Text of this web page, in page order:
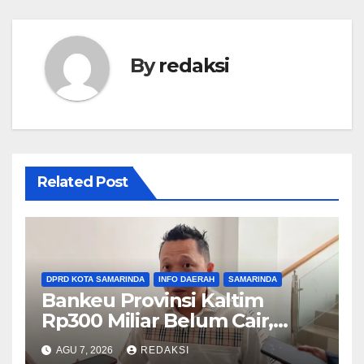
Byredaksi
Related Post
DPRD KOTA SAMARINDA INFO DAERAH SAMARINDA
Bankeu Provinsi Kaltim
Rp300 Miliar Belum Cair,
Komisi III DPRD Samarinda
AGU 7, 2026 REDAKSI